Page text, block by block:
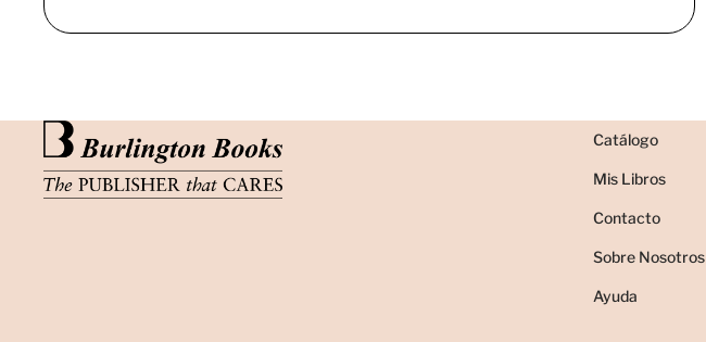
Catálogo
Mis Libros
Contacto
Sobre Nosotros
Ayuda